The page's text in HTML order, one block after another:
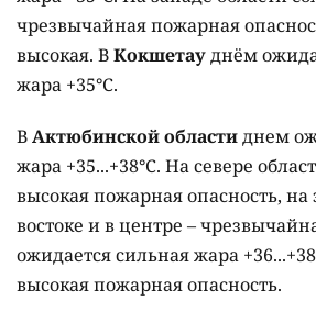
чрезвычайная пожарная
высокая. ВКокшетауднём
жара +35°C.
ВАктюбинской областиднем
жара +35...+38°C. На севере
высокая пожарная опасность, на
востоке и в центре –
ожидается сильная жара
высокая пожарная опасность.